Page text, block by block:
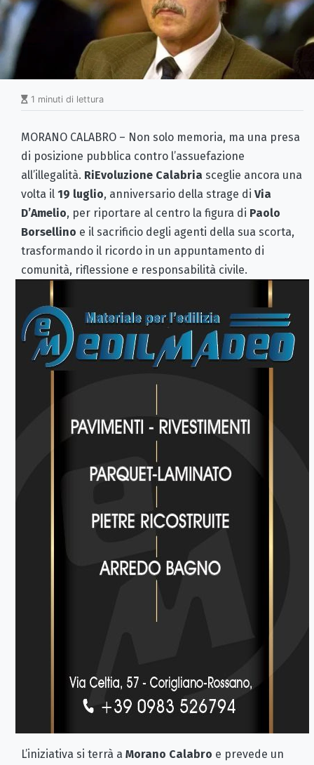
1 minuti di lettura
MORANO CALABRO – Non solo memoria, ma una presa
di posizione pubblica contro l’assuefazione
all’illegalità. RiEvoluzione Calabria sceglie ancora una
volta il 19 luglio, anniversario della strage di Via
D’Amelio, per riportare al centro la figura di Paolo
Borsellino e il sacrificio degli agenti della sua scorta,
trasformando il ricordo in un appuntamento di
comunità, riflessione e responsabilità civile.
L’iniziativa si terrà a Morano Calabro e prevede un